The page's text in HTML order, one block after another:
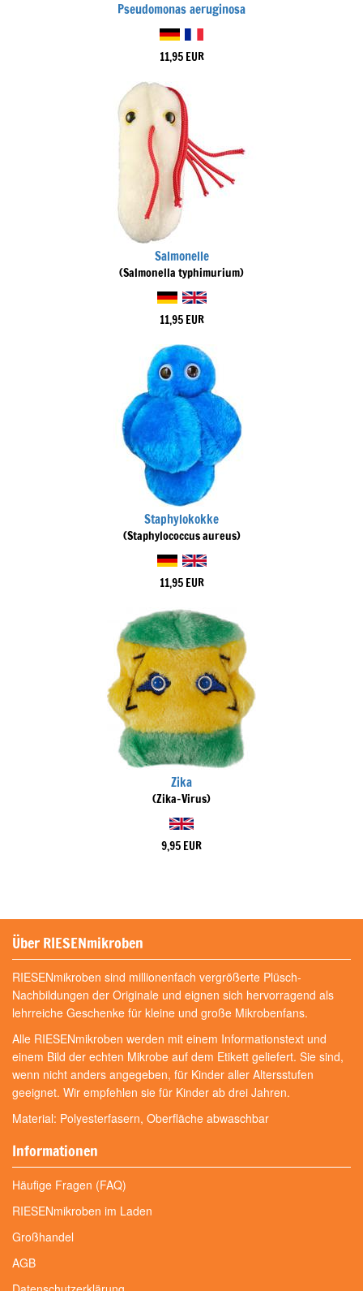
Pseudomonas aeruginosa
11,95 EUR
Salmonelle
(Salmonella typhimurium)
11,95 EUR
Staphylokokke
(Staphylococcus aureus)
11,95 EUR
Zika
(Zika-Virus)
9,95 EUR
Über RIESENmikroben
RIESENmikroben sind millionenfach vergrößerte Plüsch-
Nachbildungen der Originale und eignen sich hervorragend als
lehrreiche Geschenke für kleine und große Mikrobenfans.
Alle RIESENmikroben werden mit einem Informationstext und
einem Bild der echten Mikrobe auf dem Etikett geliefert. Sie sind,
wenn nicht anders angegeben, für Kinder aller Altersstufen
geeignet. Wir empfehlen sie für Kinder ab drei Jahren.
Material: Polyesterfasern, Oberfläche abwaschbar
Informationen
Häufige Fragen (FAQ)
RIESENmikroben im Laden
Großhandel
AGB